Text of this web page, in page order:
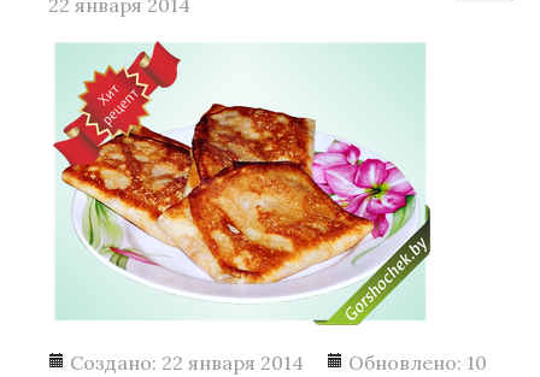
22 января 2014
Создано: 22 января 2014
Обновлено: 10